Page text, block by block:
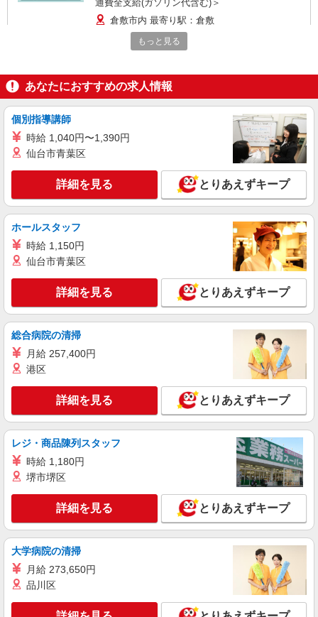
通費全支給(ガソリン代含む)＞
倉敷市内 最寄り駅：倉敷
派遣社員
（株）ウィルオブ・ワークCW 広島支店/ms340101
時給1300円 ◆前払い・日払い・週払いOK
キープ 詳細を見る
派遣社員
株式会社kotrio /●OK-H-1792690
倉敷市で福祉支援のお仕事！障がい者デイで実
時給1450円〜2062円 ＜日払い有/週払い有/交
通費全支給(ガソリン代含む)＞
倉敷市内 最寄り駅：倉敷
キープ 詳細を見る
派遣社員
（株）ウィルオブ・ワークCW 広島支店/ms340101
高齢者向け住宅staff
時給1350円 ◆前払い・日払い・週払いOK
岡山県倉敷市倉敷駅周辺
詳細を見る
株式会社kotrio /●OK-H-1975933
倉敷市｜リハビリ補助などのデイサービス
時給1350円〜2062円 ＜日払い有/週払い有/交
もっと見る
あなたにおすすめの求人情報
個別指導講師
時給 1,040円〜1,390円
仙台市青葉区
詳細を見る とりあえずキープ
ホールスタッフ
時給 1,150円
仙台市青葉区
詳細を見る とりあえずキープ
総合病院の清掃
月給 257,400円
港区
詳細を見る とりあえずキープ
レジ・商品陳列スタッフ
時給 1,180円
堺市堺区
詳細を見る とりあえずキープ
大学病院の清掃
月給 273,650円
品川区